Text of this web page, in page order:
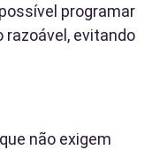
programar
razoável, evitando
não exigem